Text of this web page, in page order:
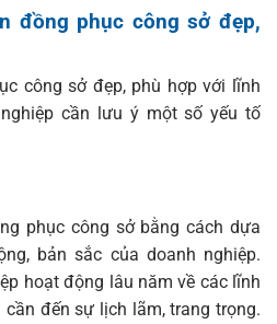
đồng phục công sở đẹp,
công sở đẹp, phù hợp với lĩnh
cần lưu ý một số yếu tố
phục công sở bằng cách dựa
bản sắc của doanh nghiệp.
hoạt động lâu năm về các lĩnh
đến sự lịch lãm, trang trọng.